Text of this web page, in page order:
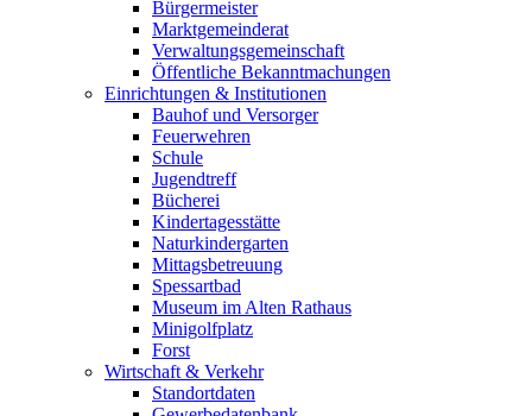
Bürgermeister
Marktgemeinderat
Verwaltungsgemeinschaft
Öffentliche Bekanntmachungen
Einrichtungen & Institutionen
Bauhof und Versorger
Feuerwehren
Schule
Jugendtreff
Bücherei
Kindertagesstätte
Naturkindergarten
Mittagsbetreuung
Spessartbad
Museum im Alten Rathaus
Minigolfplatz
Forst
Wirtschaft & Verkehr
Standortdaten